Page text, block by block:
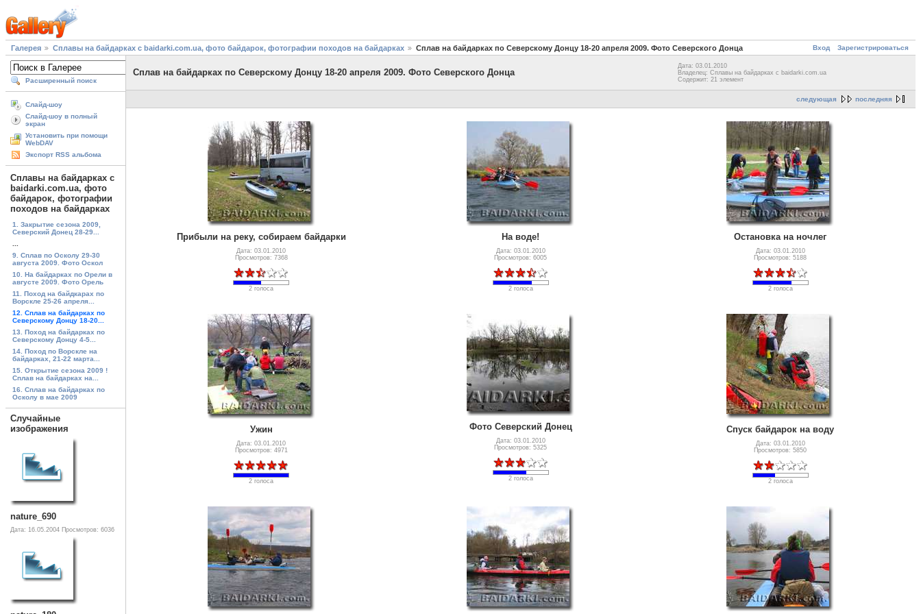
Вход Зарегистрироваться
Галерея Сплавы на байдарках с baidarki.com.ua, фото байдарок, фотографии походов на байдарках Сплав на байдарках по Северскому Донцу 18-20 апреля 2009. Фото Северского Донца
Расширенный поиск
Слайд-шоу
Слайд-шоу в полный
экран
Установить при помощи
WebDAV
Экспорт RSS альбома
Сплавы на байдарках с
baidarki.com.ua, фото
байдарок, фотографии
походов на байдарках
1. Закрытие сезона 2009,
Северский Донец 28-29...
9. Сплав по Осколу 29-30
августа 2009. Фото Оскол
10. На байдарках по Орели в
августе 2009. Фото Орель
11. Поход на байдкарах по
Ворскле 25-26 апреля...
12. Сплав на байдарках по
Северскому Донцу 18-20...
13. Поход на байдарках по
Северскому Донцу 4-5...
14. Поход по Ворскле на
байдарках, 21-22 марта...
15. Открытие сезона 2009 !
Сплав на байдарках на...
16. Сплав на байдарках по
Осколу в мае 2009
Случайные
изображения
nature_690
Дата: 16.05.2004 Просмотров: 6036
Сплав на байдарках по Северскому Донцу 18-20 апреля 2009. Фото Северского Донца
Дата: 03.01.2010
Владелец: Сплавы на байдарках с baidarki.com.ua
Содержит: 21 элемент
следующая последняя
Прибыли на реку, собираем байдарки
Дата: 03.01.2010
Просмотров: 7368
2 голоса
На воде!
Дата: 03.01.2010
Просмотров: 6005
2 голоса
Остановка на ночлег
Дата: 03.01.2010
Просмотров: 5188
2 голоса
Ужин
Дата: 03.01.2010
Просмотров: 4971
2 голоса
Фото Северский Донец
Дата: 03.01.2010
Просмотров: 5325
2 голоса
Спуск байдарок на воду
Дата: 03.01.2010
Просмотров: 5850
2 голоса